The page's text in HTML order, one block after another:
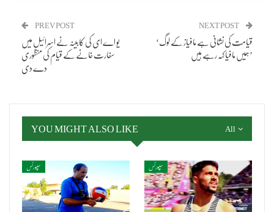
PREV POST
یو اے ای کی کابینہ نے اسرائیل میں
سفارت خانے کے قیام کی منظوری
دے دی
NEXT POST
‘قیامت کی نشانی ہے مافیاز کے لوگ
ہمیں مافیا کہہ رہے ہیں’
All
YOU MIGHT ALSO LIKE
سپورٹس سپورٹس